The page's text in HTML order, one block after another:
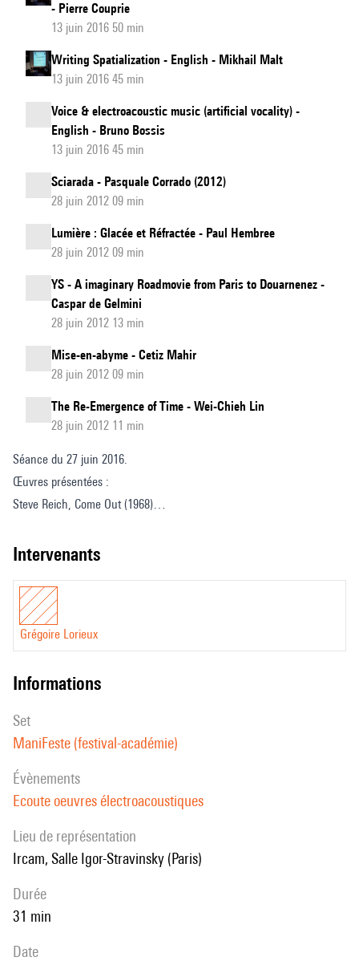
- Pierre Couprie
13 juin 2016 50 min
Writing Spatialization - English - Mikhail Malt
13 juin 2016 45 min
Voice & electroacoustic music (artificial vocality) -
English - Bruno Bossis
13 juin 2016 45 min
Sciarada - Pasquale Corrado (2012)
28 juin 2012 09 min
Lumière : Glacée et Réfractée - Paul Hembree
28 juin 2012 09 min
YS - A imaginary Roadmovie from Paris to Douarnenez -
Caspar de Gelmini
28 juin 2012 13 min
Mise-en-abyme - Cetiz Mahir
28 juin 2012 09 min
The Re-Emergence of Time - Wei-Chieh Lin
28 juin 2012 11 min
Séance du 27 juin 2016.
Œuvres présentées :
Steve Reich, Come Out (1968)
Ryoji Ikeda, Matrix (1999-2000)
intervenants
Grégoire Lorieux
informations
set
ManiFeste (festival-académie)
évènements
Ecoute oeuvres électroacoustiques
Lieu de représentation
Ircam, Salle Igor-Stravinsky (Paris)
durée
31 min
date